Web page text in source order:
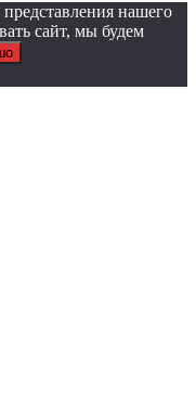
нашего
сайт, мы будем